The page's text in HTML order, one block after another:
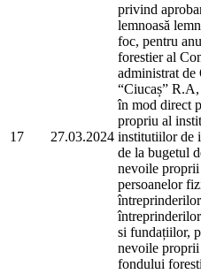
17 27.03.2024
privind
lemnoasă
foc, pentru
forestier al
administrat
“Ciucaș”
în mod direct
propriu al
institutiilor de
de la bugetul
nevoile proprii
persoanelor
si fundațiilor,
nevoile
fondului